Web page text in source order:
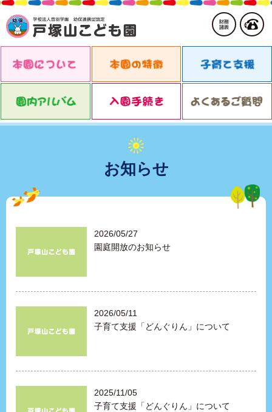
お知らせ
2026/05/27
園庭開放のお知らせ
2026/05/11
子育て支援「どんぐりん」について
2025/11/05
子育て支援「どんぐりん」について